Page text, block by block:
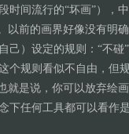
时间流行的“坏画”），
以前的画界好像没有明
己）设定的规则：“不碰
个规则看似不自由，但
就是说，你可以放弃绘
下任何工具都可以看作